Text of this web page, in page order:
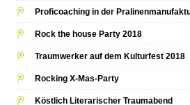
Proficoaching in der
Rock the house Party 2018
Traumwerker auf dem Kulturfest 2018
Rocking X-Mas-Party
Köstlich Literarischer Traumabend